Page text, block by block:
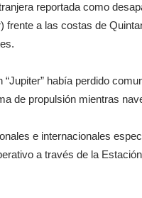
reportada como
a las costas de
había perdido
de propulsión mientras
e internacionales
a través de la